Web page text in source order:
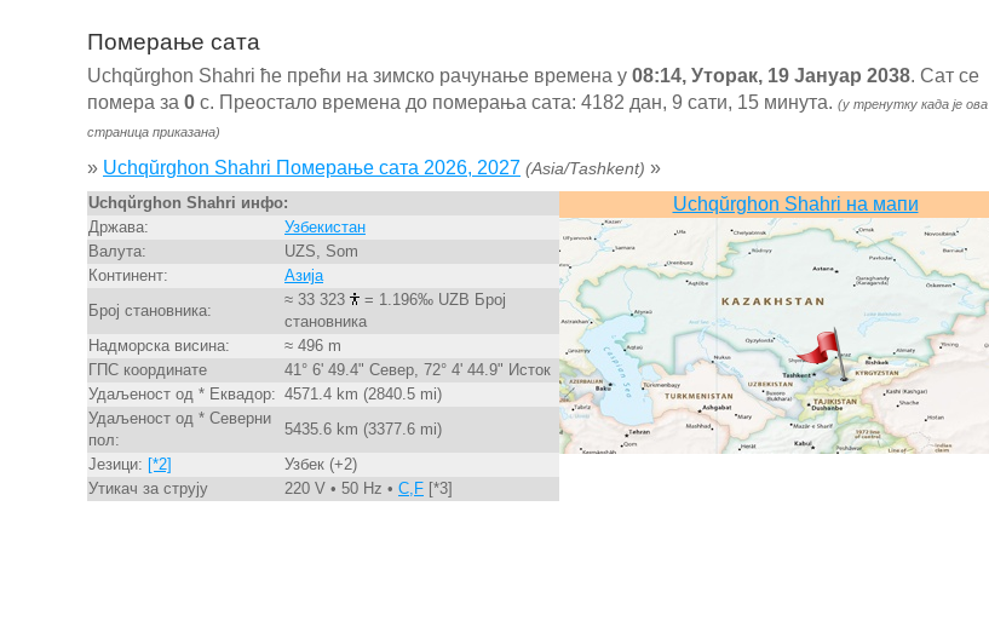
Померање сата
Uchqŭrghon Shahri ће прећи на зимско рачунање времена у 08:14, Уторак, 19 Јануар 2038. Сат се
помера за 0 с. Преостало времена до померања сата: 4182 дан, 9 сати, 15 минута. (у тренутку када је ова
страница приказана)
» Uchqŭrghon Shahri Померање сата 2026, 2027 (Asia/Tashkent) »
Uchqŭrghon Shahri инфо:
Држава:
Узбекистан
Валута:
UZS, Som
Континент:
Азија
Број становника:
≈ 33 323
= 1.196‰ UZB Број
становника
Надморска висина:
≈ 496 m
ГПС координате
41° 6' 49.4" Север, 72° 4' 44.9" Исток
Удаљеност од * Еквадор: 4571.4 km (2840.5 mi)
Удаљеност од * Северни
пол:
5435.6 km (3377.6 mi)
Језици: [*2]
Узбек (+2)
Утикач за струју
220 V • 50 Hz • C,F [*3]
Uchqŭrghon Shahri на мапи